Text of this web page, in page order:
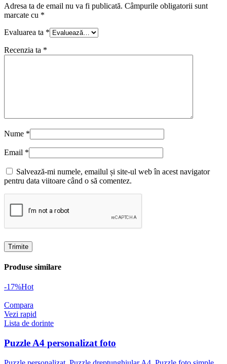
Adresa ta de email nu va fi publicată. Câmpurile obligatorii sunt
marcate cu *
Evaluarea ta *
Recenzia ta *
Nume *
Email *
Salvează-mi numele, emailul și site-ul web în acest navigator
pentru data viitoare când o să comentez.
Produse similare
-17%Hot
Compara
Vezi rapid
Lista de dorinte
Puzzle A4 personalizat foto